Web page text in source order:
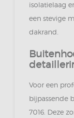
isolatielaag
een stevige
dakrand.
Voor een
bijpassende
7016. Deze